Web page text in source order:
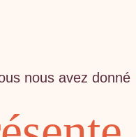
nous avez donné